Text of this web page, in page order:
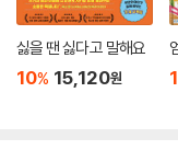
녀를 없앤 뒤 에메랄드
사실이 밝혀집니다. 과연
싫을 땐 싫다고 말해요
10% 15,120원